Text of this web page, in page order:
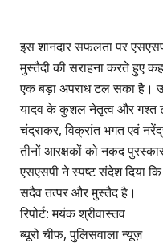
इस शानदार सफलता पर
मुस्तैदी की सराहना करते हुए
एक बड़ा अपराध टल सका है।
यादव के कुशल नेतृत्व और गश्त
चंद्राकर, विक्रांत भगत एवं
तीनों आरक्षकों को नकद
एसएसपी ने स्पष्ट संदेश दिया
सदैव तत्पर और मुस्तैद है।
रिपोर्ट: मयंक श्रीवास्तव
ब्यूरो चीफ, पुलिसवाला न्यूज़